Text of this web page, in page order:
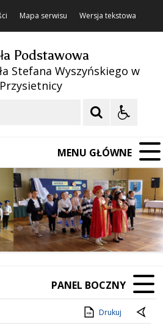
Mapa serwisu Wersja tekstowa
Podstawowa
Stefana Wyszyńskiego w
Przysietnicy
MENU GŁÓWNE
Element
PANEL BOCZNY
Drukuj